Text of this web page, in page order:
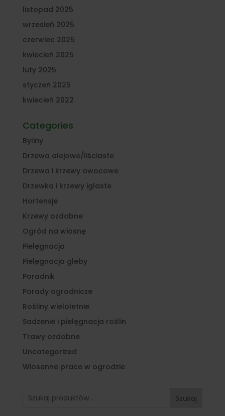
listopad 2025
wrzesień 2025
czerwiec 2025
kwiecień 2025
luty 2025
styczeń 2025
kwiecień 2022
Categories
Byliny
Drzewa alejowe/liściaste
Drzewa i krzewy owocowe
Drzewka i krzewy iglaste
Hortensje
Krzewy ozdobne
Ogród na wiosnę
Pielęgnacja
Pielęgnacja gleby
Poradnik
Porady ogrodnicze
Rośliny wieloletnie
Sadzenie i pielęgnacja roślin
Trawy ozdobne
Uncategorized
Wiosenne prace w ogrodzie
Szukaj